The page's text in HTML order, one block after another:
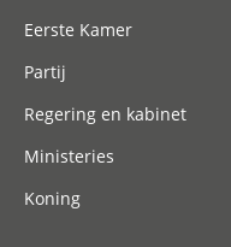
Eerste Kamer
Partij
Regering en kabinet
Ministeries
Koning